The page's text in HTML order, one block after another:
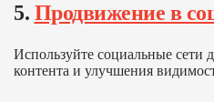
5. Продвижение в
Используйте социальные сети
контента и улучшения